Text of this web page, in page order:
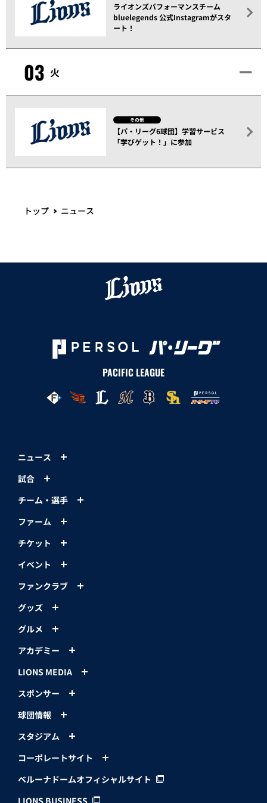
ライオンズパフォーマンスチーム
bluelegends 公式Instagramがスタ
ート！
03 火
その他
【パ・リーグ6球団】学習サービス
「学びゲット！」に参加
トップ ニュース
PACIFIC LEAGUE
ニュース
試合
チーム・選手
ファーム
チケット
イベント
ファンクラブ
グッズ
グルメ
アカデミー
LIONS MEDIA
スポンサー
球団情報
スタジアム
コーポレートサイト
ベルーナドームオフィシャルサイト
LIONS BUSINESS